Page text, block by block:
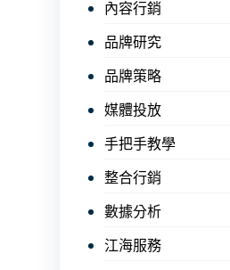
內容行銷
品牌研究
品牌策略
媒體投放
手把手教學
整合行銷
數據分析
江海服務